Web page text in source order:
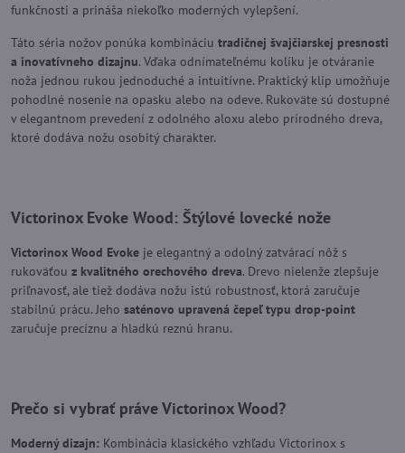
funkčnosti a prináša niekoľko moderných vylepšení.
Táto séria nožov ponúka kombináciu tradičnej švajčiarskej presnosti
a inovatívneho dizajnu. Vďaka odnímateľnému kolíku je otváranie
noža jednou rukou jednoduché a intuitívne. Praktický klip umožňuje
pohodlné nosenie na opasku alebo na odeve. Rukoväte sú dostupné
v elegantnom prevedení z odolného aloxu alebo prírodného dreva,
ktoré dodáva nožu osobitý charakter.
Victorinox Evoke Wood: Štýlové lovecké nože
Victorinox Wood Evoke je elegantný a odolný zatvárací nôž s
rukoväťou z kvalitného orechového dreva. Drevo nielenže zlepšuje
priľnavosť, ale tiež dodáva nožu istú robustnosť, ktorá zaručuje
stabilnú prácu. Jeho saténovo upravená čepeľ typu drop-point
zaručuje precíznu a hladkú reznú hranu.
Prečo si vybrať práve Victorinox Wood?
Moderný dizajn: Kombinácia klasického vzhľadu Victorinox s